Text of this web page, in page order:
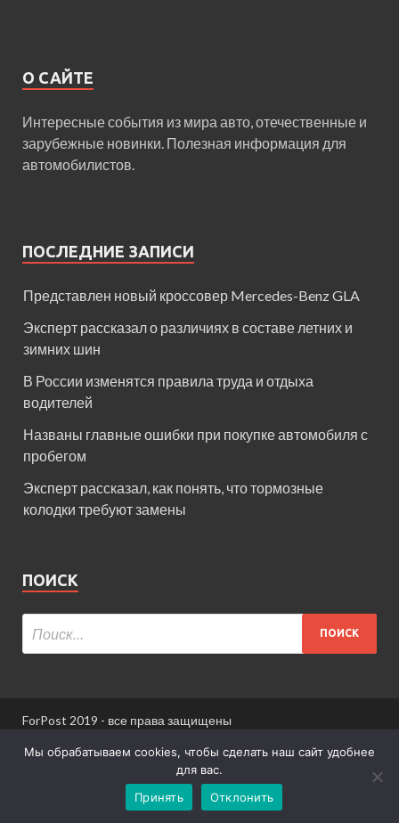
О САЙТЕ
Интересные события из мира авто, отечественные и
зарубежные новинки. Полезная информация для
автомобилистов.
ПОСЛЕДНИЕ ЗАПИСИ
Представлен новый кроссовер Mercedes-Benz GLA
Эксперт рассказал о различиях в составе летних и
зимних шин
В России изменятся правила труда и отдыха
водителей
Названы главные ошибки при покупке автомобиля с
пробегом
Эксперт рассказал, как понять, что тормозные
колодки требуют замены
ПОИСК
ForPost 2019 - все права защищены
При использовании материалов сайта ссылка
Информация для пользователей сайта
Мы обрабатываем cookies, чтобы сделать наш сайт удобнее
для вас.
Принять
Отклонить